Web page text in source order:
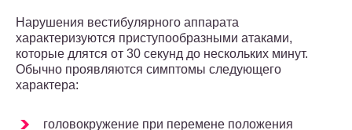
Нарушения вестибулярного аппарата
характеризуются приступообразными атаками,
которые длятся от 30 секунд до нескольких минут.
Обычно проявляются симптомы следующего
характера:
головокружение при перемене положения